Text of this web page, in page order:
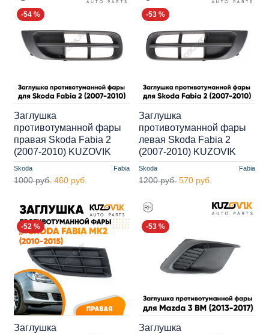
-54 %
Skoda Fabia
Заглушка
противотуманной фары
правая Skoda Fabia 2
(2007-2010) KUZOVIK
1000 руб. 460 руб.
-53 %
Skoda Fabia
Заглушка
противотуманной фары
левая Skoda Fabia 2
(2007-2010) KUZOVIK
1200 руб. 570 руб.
-52 %
Заглушка
-53 %
Заглушка